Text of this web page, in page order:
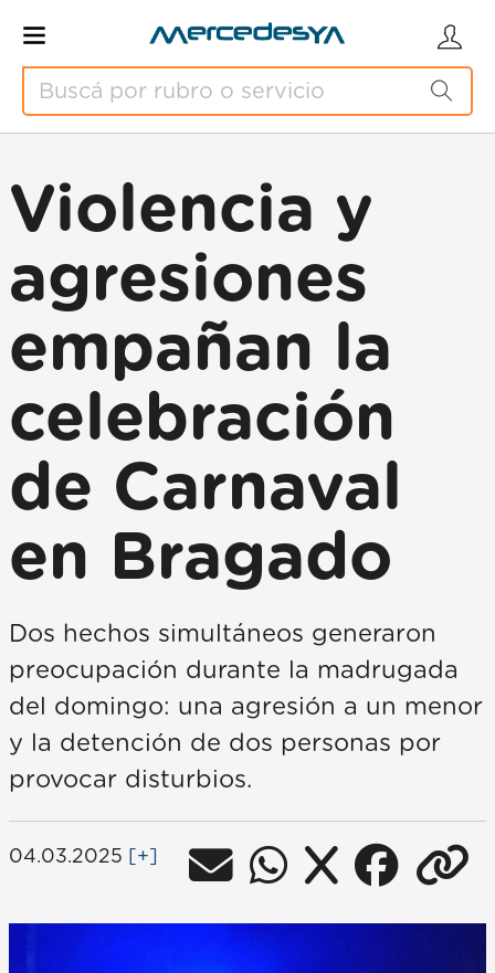
Violencia y
agresiones
empañan la
celebración
de Carnaval
en Bragado
Dos hechos simultáneos generaron
preocupación durante la madrugada
del domingo: una agresión a un menor
y la detención de dos personas por
provocar disturbios.
04.03.2025 [+]